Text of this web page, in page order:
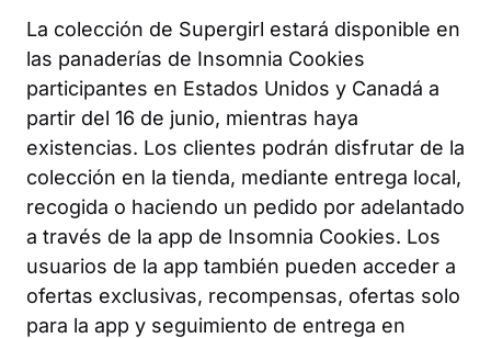
La colección de Supergirl estará disponible en
las panaderías de Insomnia Cookies
participantes en Estados Unidos y Canadá a
partir del 16 de junio, mientras haya
existencias. Los clientes podrán disfrutar de la
colección en la tienda, mediante entrega local,
recogida o haciendo un pedido por adelantado
a través de la app de Insomnia Cookies. Los
usuarios de la app también pueden acceder a
ofertas exclusivas, recompensas, ofertas solo
para la app y seguimiento de entrega en